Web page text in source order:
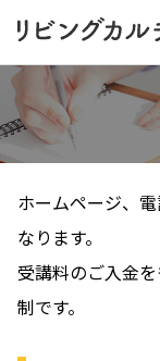
ホームページ、
なります。
受講料のご入金
制です。